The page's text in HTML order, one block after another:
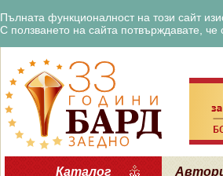
Пълната функционалност на този сайт
С ползването на сайта потвърждавате, че
Каталог